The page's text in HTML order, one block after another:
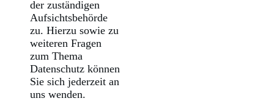
der zuständigen
Aufsichtsbehörde
zu. Hierzu sowie zu
weiteren Fragen
zum Thema
Datenschutz können
Sie sich jederzeit an
uns wenden.